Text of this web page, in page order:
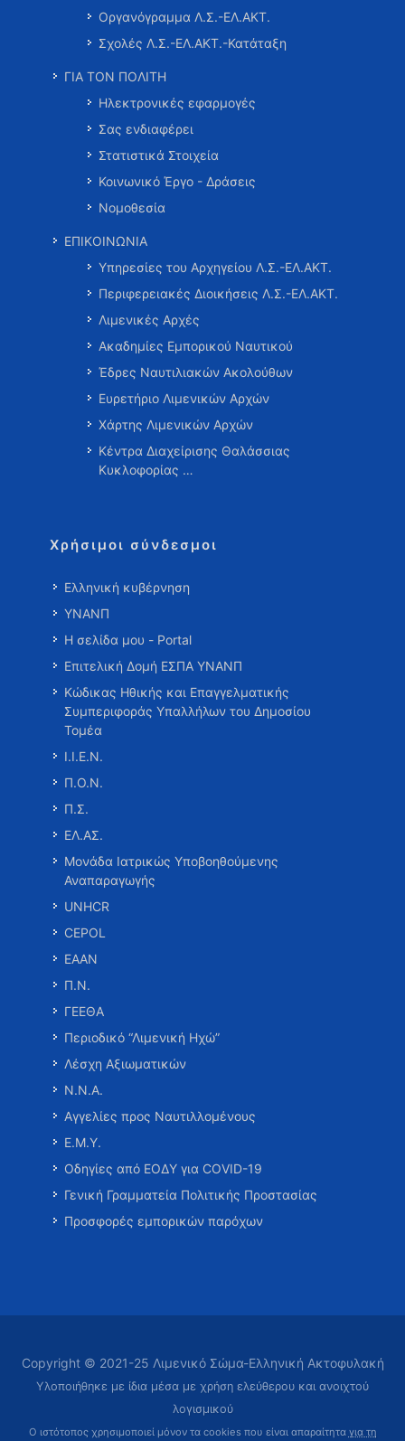
Οργανόγραμμα Λ.Σ.-ΕΛ.ΑΚΤ.
Σχολές Λ.Σ.-ΕΛ.ΑΚΤ.-Κατάταξη
ΓΙΑ ΤΟΝ ΠΟΛΙΤΗ
Ηλεκτρονικές εφαρμογές
Σας ενδιαφέρει
Στατιστικά Στοιχεία
Κοινωνικό Έργο - Δράσεις
Νομοθεσία
ΕΠΙΚΟΙΝΩΝΙΑ
Υπηρεσίες του Αρχηγείου Λ.Σ.-ΕΛ.ΑΚΤ.
Περιφερειακές Διοικήσεις Λ.Σ.-ΕΛ.ΑΚΤ.
Λιμενικές Αρχές
Ακαδημίες Εμπορικού Ναυτικού
Έδρες Ναυτιλιακών Ακολούθων
Ευρετήριο Λιμενικών Αρχών
Χάρτης Λιμενικών Αρχών
Κέντρα Διαχείρισης Θαλάσσιας
Κυκλοφορίας …
Χρήσιμοι σύνδεσμοι
Ελληνική κυβέρνηση
ΥΝΑΝΠ
Η σελίδα μου - Portal
Επιτελική Δομή ΕΣΠΑ ΥΝΑΝΠ
Κώδικας Ηθικής και Επαγγελματικής
Συμπεριφοράς Υπαλλήλων του Δημοσίου
Τομέα
Ι.Ι.Ε.Ν.
Π.Ο.Ν.
Π.Σ.
ΕΛ.ΑΣ.
Μονάδα Ιατρικώς Υποβοηθούμενης
Αναπαραγωγής
UNHCR
CEPOL
ΕΑΑΝ
Π.Ν.
ΓΕΕΘΑ
Περιοδικό “Λιμενική Ηχώ”
Λέσχη Αξιωματικών
Ν.Ν.Α.
Αγγελίες προς Ναυτιλλομένους
Ε.Μ.Υ.
Οδηγίες από ΕΟΔΥ για COVID-19
Γενική Γραμματεία Πολιτικής Προστασίας
Προσφορές εμπορικών παρόχων
Copyright © 2021-25 Λιμενικό Σώμα-Ελληνική Ακτοφυλακή
Υλοποιήθηκε με ίδια μέσα με χρήση ελεύθερου και ανοιχτού
λογισμικού
Ο ιστότοπος χρησιμοποιεί μόνον τα cookies που είναι απαραίτητα για τη